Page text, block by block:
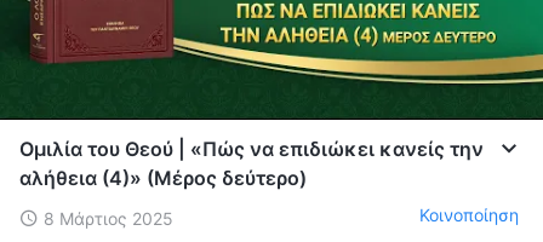
Ομιλία του Θεού | «Πώς να επιδιώκει κανείς την
αλήθεια (4)» (Μέρος δεύτερο)
8 Μάρτιος 2025 Κοινοποίηση